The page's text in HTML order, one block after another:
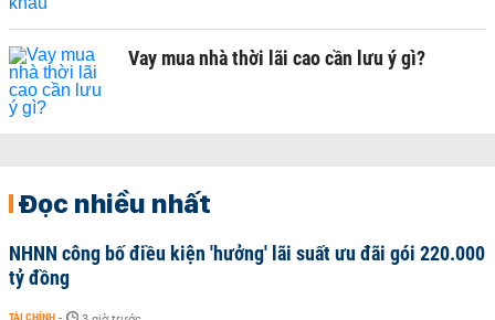
Vay mua nhà thời lãi cao cần lưu ý gì?
Đọc nhiều nhất
NHNN công bố điều kiện 'hưởng' lãi suất ưu đãi gói 220.000
tỷ đồng
TÀI CHÍNH